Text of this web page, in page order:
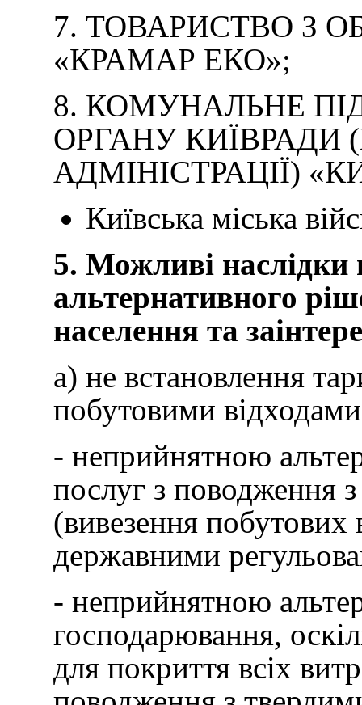
7. ТОВАРИСТВО З
«КРАМАР ЕКО»;
8. КОМУНАЛЬНЕ
ОРГАНУ КИЇВРАДИ
АДМІНІСТРАЦІЇ)
Київська міська
5. Можливі наслідки
альтернативного
населення та
а) не встановлення
побутовими
- неприйнятною
послуг з поводження
(вивезення побутових
державними
- неприйнятною
господарювання,
для покриття всіх